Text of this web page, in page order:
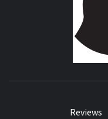
Reviews